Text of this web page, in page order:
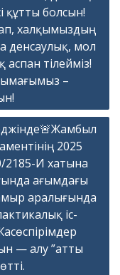
құтты болсын!
халқымыздың
денсаулық, мол
тілейміз!
–
2025
2185-И хатына
ағымдағы
аралығында
іс-
— алу ”атты